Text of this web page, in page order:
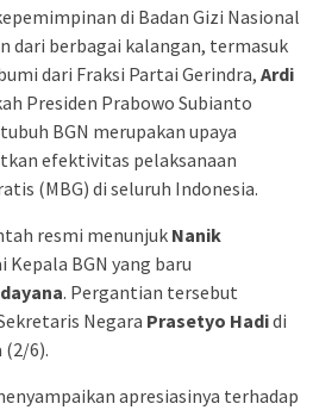
di Badan Gizi Nasional
dari berbagai kalangan, termasuk
dari Fraksi Partai Gerindra, Ardi
Presiden Prabowo Subianto
BGN merupakan upaya
efektivitas pelaksanaan
(MBG) di seluruh Indonesia.
resmi menunjuk Nanik
Kepala BGN yang baru
. Pergantian tersebut
Negara Prasetyo Hadidi
(2/6).
apresiasinya terhadap